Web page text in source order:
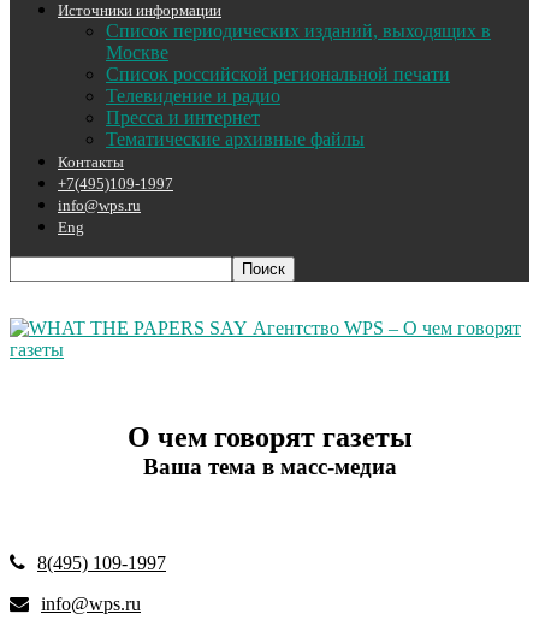
Источники информации
Список периодических изданий, выходящих в
Москве
Список российской региональной печати
Телевидение и радио
Пресса и интернет
Тематические архивные файлы
Контакты
+7(495)109-1997
info@wps.ru
Eng
Агентство WPS – О чем говорят
газеты
О чем говорят газеты
Ваша тема в масс-медиа
8(495) 109-1997
info@wps.ru